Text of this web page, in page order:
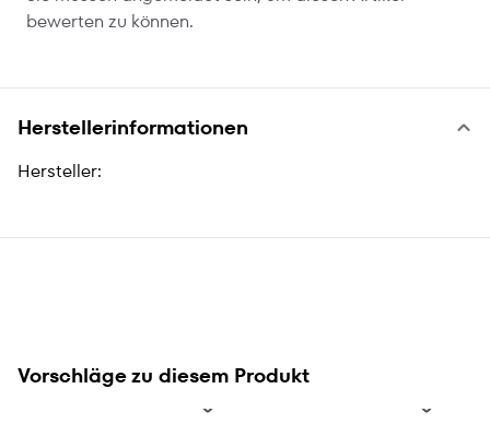
bewerten zu können.
Herstellerinformationen
Hersteller:
Vorschläge zu diesem Produkt